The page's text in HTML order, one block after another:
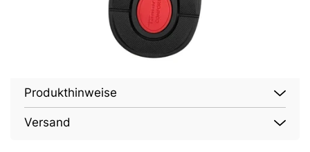
Produkthinweise
Versand